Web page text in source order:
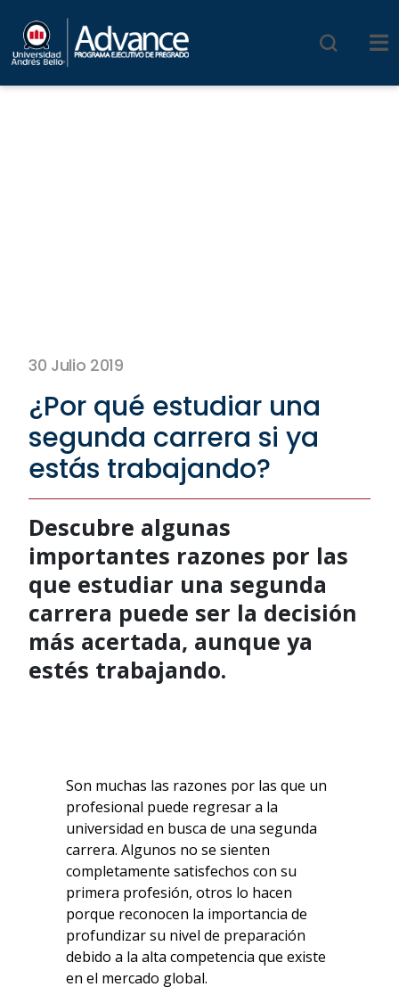
30 Julio 2019
¿Por qué estudiar una
segunda carrera si ya
estás trabajando?
Descubre algunas
importantes razones por las
que estudiar una segunda
carrera puede ser la decisión
más acertada, aunque ya
estés trabajando.
Son muchas las razones por las que un
profesional puede regresar a la
universidad en busca de una segunda
carrera. Algunos no se sienten
completamente satisfechos con su
primera profesión, otros lo hacen
porque reconocen la importancia de
profundizar su nivel de preparación
debido a la alta competencia que existe
en el mercado global.